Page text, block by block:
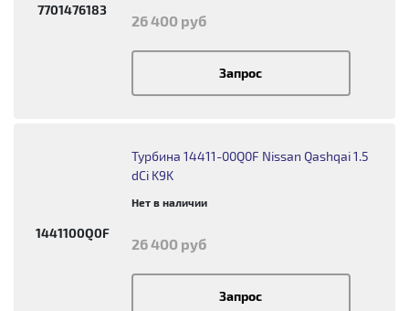
7701476183
26 400 руб
Запрос
1441100Q0F
Турбина 14411-00Q0F Nissan Qashqai 1.5
dCi K9K
Нет в наличии
26 400 руб
Запрос